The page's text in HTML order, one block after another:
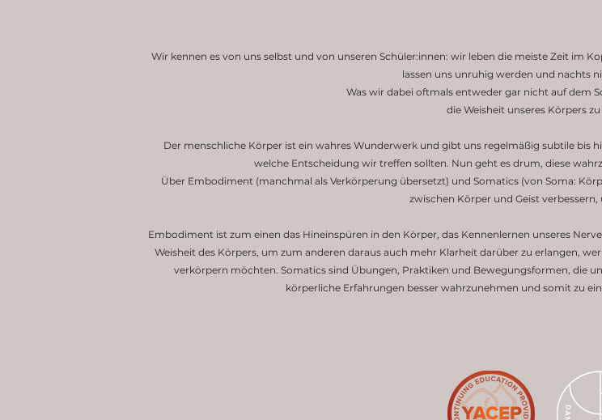
Wir kennen es von uns selbst und von unseren Schüler:innen: wir leben die meiste Zeit im
lassen uns unruhig werden und nachts
Was wir dabei oftmals entweder gar nicht auf dem
die Weisheit unseres Körpers
Der menschliche Körper ist ein wahres Wunderwerk und gibt uns regelmäßig subtile bis
welche Entscheidung wir treffen sollten. Nun geht es drum, diese
Über Embodiment (manchmal als Verkörperung übersetzt) und Somatics (von Soma:
zwischen Körper und Geist verbessern,
Embodiment ist zum einen das Hineinspüren in den Körper, das Kennenlernen unseres
Weisheit des Körpers, um zum anderen daraus auch mehr Klarheit darüber zu erlangen,
verkörpern möchten. Somatics sind Übungen, Praktiken und Bewegungsformen, die
körperliche Erfahrungen besser wahrzunehmen und somit zu